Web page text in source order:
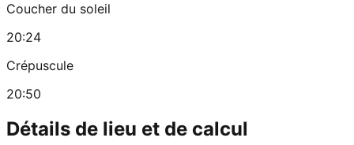
Coucher du soleil
20:24
Crépuscule
20:50
Détails de lieu et de calcul